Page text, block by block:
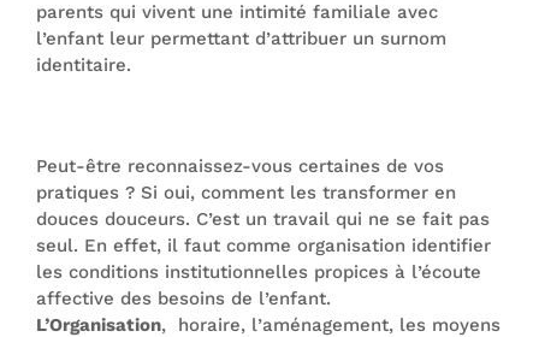
parents qui vivent une intimité familiale avec
l’enfant leur permettant d’attribuer un surnom
identitaire.
Peut-être reconnaissez-vous certaines de vos
pratiques ? Si oui, comment les transformer en
douces douceurs. C’est un travail qui ne se fait pas
seul. En effet, il faut comme organisation identifier
les conditions institutionnelles propices à l’écoute
affective des besoins de l’enfant.
L’Organisation, horaire, l’aménagement, les moyens